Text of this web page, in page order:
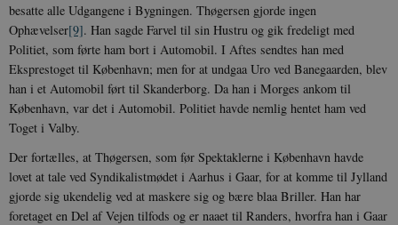
besatte alle Udgangene i Bygningen. Thøgersen gjorde ingen
Ophævelser[9]. Han sagde Farvel til sin Hustru og gik fredeligt med
Politiet, som førte ham bort i Automobil. I Aftes sendtes han med
Eksprestoget til København; men for at undgaa Uro ved Banegaarden, blev
han i et Automobil ført til Skanderborg. Da han i Morges ankom til
København, var det i Automobil. Politiet havde nemlig hentet ham ved
Toget i Valby.
Der fortælles, at Thøgersen, som før Spektaklerne i København havde
lovet at tale ved Syndikalistmødet i Aarhus i Gaar, for at komme til Jylland
gjorde sig ukendelig ved at maskere sig og bære blaa Briller. Han har
foretaget en Del af Vejen tilfods og er naaet til Randers, hvorfra han i Gaar